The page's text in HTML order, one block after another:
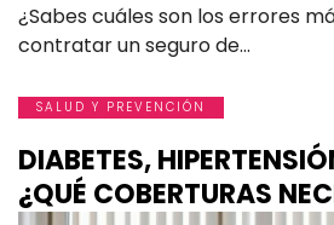
¿Sabes cuáles son los errores
contratar un seguro de…
SALUD Y PREVENCIÓN
DIABETES,
¿QUÉ COBERTURAS